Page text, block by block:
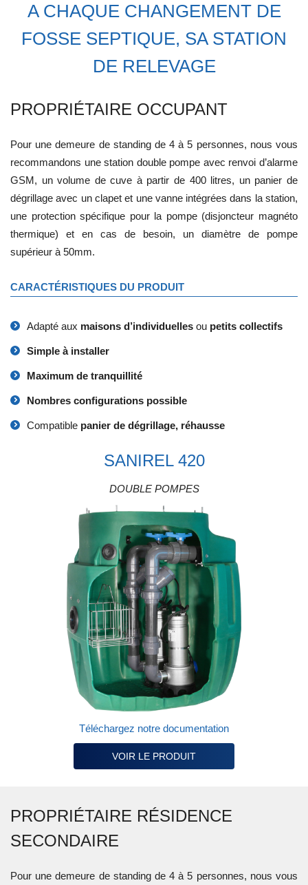
A CHAQUE CHANGEMENT DE
FOSSE SEPTIQUE, SA STATION
DE RELEVAGE
PROPRIÉTAIRE OCCUPANT
Pour une demeure de standing de 4 à 5 personnes, nous vous
recommandons une station double pompe avec renvoi d’alarme
GSM, un volume de cuve à partir de 400 litres, un panier de
dégrillage avec un clapet et une vanne intégrées dans la station,
une protection spécifique pour la pompe (disjoncteur magnéto
thermique) et en cas de besoin, un diamètre de pompe
supérieur à 50mm.
PROPRIÉTAIRE RÉSIDENCE
SECONDAIRE
Pour une demeure de standing de 4 à 5 personnes, nous vous
CARACTÉRISTIQUES DU PRODUIT
Adapté aux maisons d’individuelles ou petits collectifs
Simple à installer
Maximum de tranquillité
Nombres configurations possible
Compatible panier de dégrillage, réhausse
SANIREL 420
DOUBLE POMPES
Téléchargez notre documentation
VOIR LE PRODUIT